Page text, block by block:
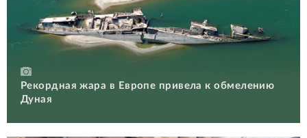
Рекордная жара в Европе привела к обмелению
Дуная